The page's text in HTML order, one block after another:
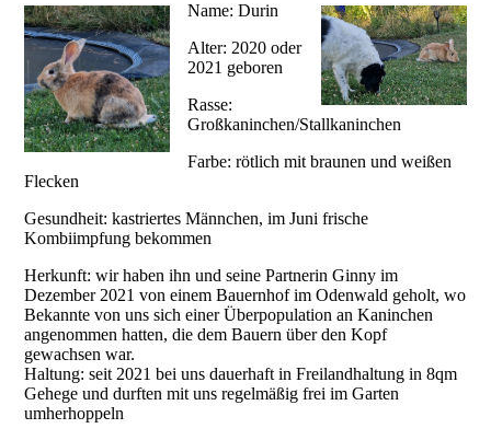
Name: Durin
Alter: 2020 oder
2021 geboren
Rasse:
Großkaninchen/Stallkaninchen
Farbe: rötlich mit braunen und weißen
Flecken
Gesundheit: kastriertes Männchen, im Juni frische
Kombiimpfung bekommen
Herkunft: wir haben ihn und seine Partnerin Ginny im
Dezember 2021 von einem Bauernhof im Odenwald geholt, wo
Bekannte von uns sich einer Überpopulation an Kaninchen
angenommen hatten, die dem Bauern über den Kopf
gewachsen war.
Haltung: seit 2021 bei uns dauerhaft in Freilandhaltung in 8qm
Gehege und durften mit uns regelmäßig frei im Garten
umherhoppeln